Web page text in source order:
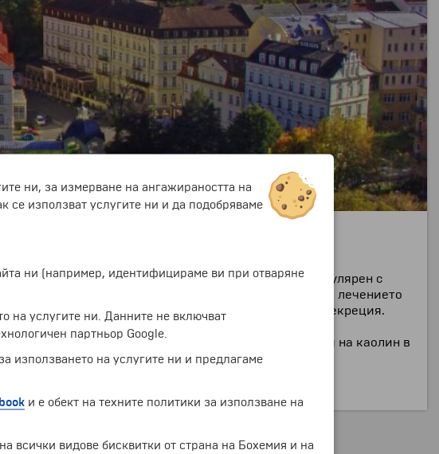
е при сливането на реките Охрже и Тепла.
големият и известен балнеокурорт в Чехия, популярен с
желязо, натрий и хлор вода е подходяща за лечението
както и за стимулиране на инсулиновата секреция.
в планинска и гориста област. Богатите залежи на каолин в
ни, за измерване на ангажираността на
се използват услугите ни и да подобряваме
ни (например, идентифицираме ви при отваряне
на услугите ни. Данните не включват
партньор Google.
използването на услугите ни и предлагаме
и е обект на техните политики за използване на
всички видове бисквитки от страна на Бохемия и на